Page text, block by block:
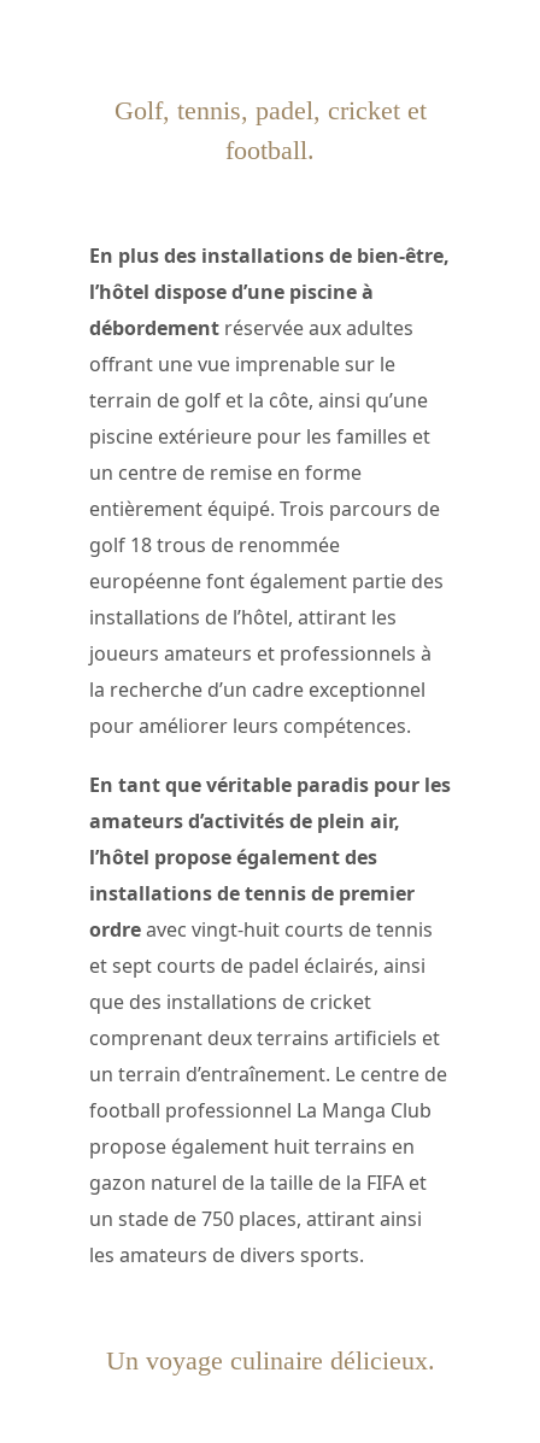
Golf, tennis, padel, cricket et
football.
En plus des installations de bien-être,
l’hôtel dispose d’une piscine à
débordement réservée aux adultes
offrant une vue imprenable sur le
terrain de golf et la côte, ainsi qu’une
piscine extérieure pour les familles et
un centre de remise en forme
entièrement équipé. Trois parcours de
golf 18 trous de renommée
européenne font également partie des
installations de l’hôtel, attirant les
joueurs amateurs et professionnels à
la recherche d’un cadre exceptionnel
pour améliorer leurs compétences.
En tant que véritable paradis pour les
amateurs d’activités de plein air,
l’hôtel propose également des
installations de tennis de premier
ordreavec vingt-huit courts de tennis
et sept courts de padel éclairés, ainsi
que des installations de cricket
comprenant deux terrains artificiels et
un terrain d’entraînement. Le centre de
football professionnel La Manga Club
propose également huit terrains en
gazon naturel de la taille de la FIFA et
un stade de 750 places, attirant ainsi
les amateurs de divers sports.
Un voyage culinaire délicieux.